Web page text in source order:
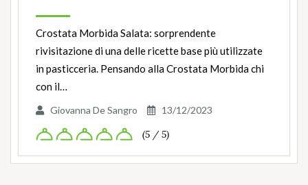
Crostata Morbida Salata: sorprendente
rivisitazione di una delle ricette base più utilizzate
in pasticceria. Pensando alla Crostata Morbida chi
con il…
Giovanna De Sangro 13/12/2023
(5 / 5)